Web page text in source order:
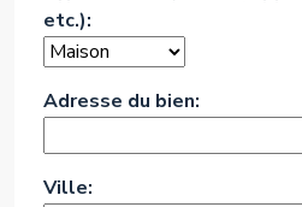
etc.):
Adresse du bien:
Ville: